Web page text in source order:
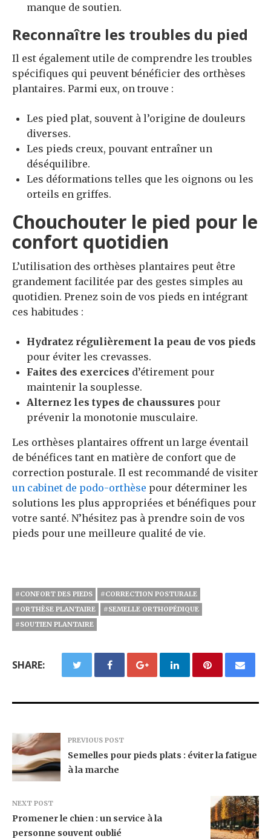
manque de soutien.
Reconnaître les troubles du pied
Il est également utile de comprendre les troubles
spécifiques qui peuvent bénéficier des orthèses
plantaires. Parmi eux, on trouve :
Les pied plat, souvent à l’origine de douleurs
diverses.
Les pieds creux, pouvant entraîner un
déséquilibre.
Les déformations telles que les oignons ou les
orteils en griffes.
Chouchouter le pied pour le
confort quotidien
L’utilisation des orthèses plantaires peut être
grandement facilitée par des gestes simples au
quotidien. Prenez soin de vos pieds en intégrant
ces habitudes :
Hydratez régulièrement la peau de vos pieds
pour éviter les crevasses.
Faites des exercices d’étirement pour
maintenir la souplesse.
Alternez les types de chaussures pour
prévenir la monotonie musculaire.
Les orthèses plantaires offrent un large éventail
de bénéfices tant en matière de confort que de
correction posturale. Il est recommandé de visiter
un cabinet de podo-orthèse pour déterminer les
solutions les plus appropriées et bénéfiques pour
votre santé. N’hésitez pas à prendre soin de vos
pieds pour une meilleure qualité de vie.
#CONFORT DES PIEDS
#CORRECTION POSTURALE
#ORTHÈSE PLANTAIRE
#SEMELLE ORTHOPÉDIQUE
#SOUTIEN PLANTAIRE
SHARE:
PREVIOUS POST
Semelles pour pieds plats : éviter la fatigue
à la marche
NEXT POST
Promener le chien : un service à la
personne souvent oublié